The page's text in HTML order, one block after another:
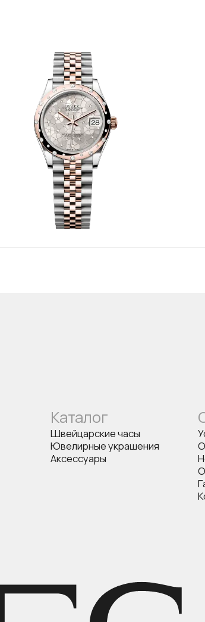
Каталог
Швейцарские часы
Ювелирные украшения
Аксессуары